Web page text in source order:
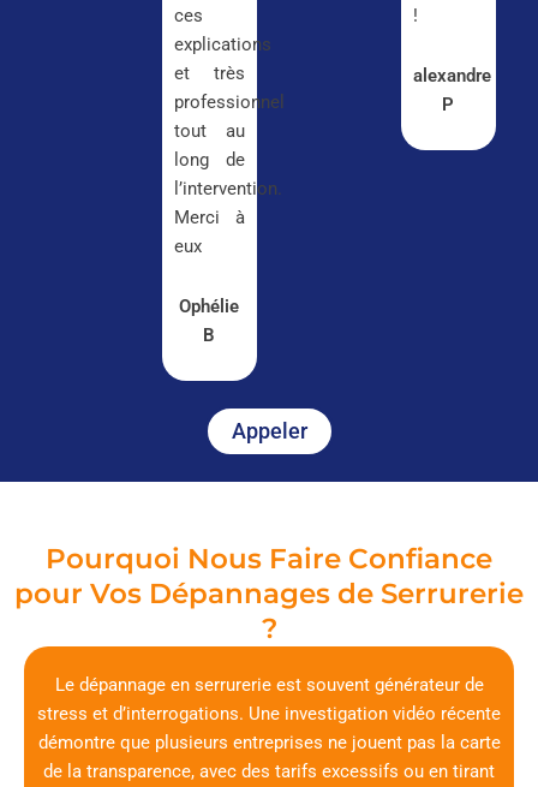
ces
explications
et très
professionnel
tout au
long de
l’intervention.
Merci à
eux
Ophélie
B
!
alexandre
P
Appeler
Pourquoi Nous Faire Confiance
pour Vos Dépannages de Serrurerie
?
Le dépannage en serrurerie est souvent générateur de
stress et d’interrogations. Une investigation vidéo récente
démontre que plusieurs entreprises ne jouent pas la carte
de la transparence, avec des tarifs excessifs ou en tirant